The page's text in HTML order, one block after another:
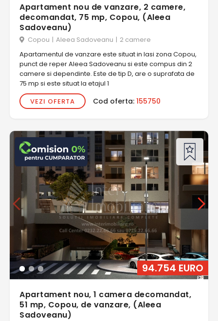
Apartament nou de vanzare, 2 camere,
decomandat, 75 mp, Copou, (Aleea
Sadoveanu)
Copou | Aleea Sadoveanu | 2 camere
Apartamentul de vanzare este situat in Iasi zona Copou,
punct de reper Aleea Sadoveanu si este compus din 2
camere si dependinte. Este de tip D, are o suprafata de
75 mp si este situat la etajul 1
VEZI OFERTA
Cod oferta: 155750
94.754 EURO
Apartament nou, 1 camera decomandat,
51 mp, Copou, de vanzare, (Aleea
Sadoveanu)